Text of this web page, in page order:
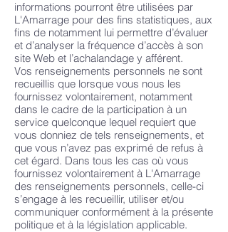
informations pourront être utilisées par
L'Amarrage pour des fins statistiques, aux
fins de notamment lui permettre d’évaluer
et d’analyser la fréquence d’accès à son
site Web et l’achalandage y afférent.
Vos renseignements personnels ne sont
recueillis que lorsque vous nous les
fournissez volontairement, notamment
dans le cadre de la participation à un
service quelconque lequel requiert que
vous donniez de tels renseignements, et
que vous n’avez pas exprimé de refus à
cet égard. Dans tous les cas où vous
fournissez volontairement à L'Amarrage
des renseignements personnels, celle-ci
s’engage à les recueillir, utiliser et/ou
communiquer conformément à la présente
politique et à la législation applicable.